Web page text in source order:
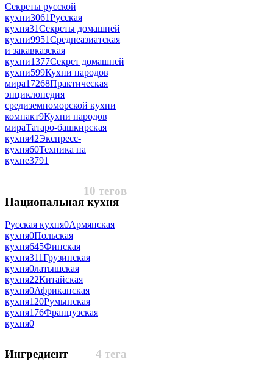
Секреты русской
кухни3061Русская
кухня31Секреты домашней
кухни9951Среднеазиатская
и закавказская
кухни1377Секрет домашней
кухни599Кухни народов
мира17268Практическая
энциклопедия
средиземноморской кухни
компакт9Кухни народов
мираТатаро-башкирская
кухня42Экспресс-
кухня60Техника на
кухне3791
10 тегов
Национальная кухня
Русская кухня0Армянская
кухня0Польская
кухня645Финская
кухня311Грузинская
кухня0латышская
кухня22Китайская
кухня0Африканская
кухня120Румынская
кухня176Французская
кухня0
4 тега
Ингредиент